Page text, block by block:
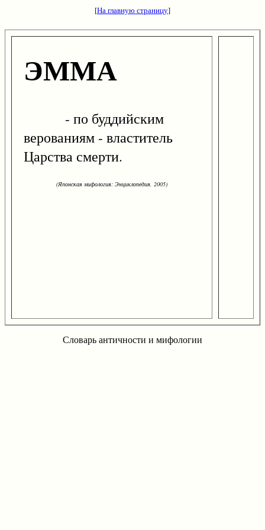
[На главную страницу]
ЭММА
- по буддийским
верованиям - властитель
Царства смерти.
(Японская мифология: Энциклопедия. 2005)
Словарь античности и мифологии